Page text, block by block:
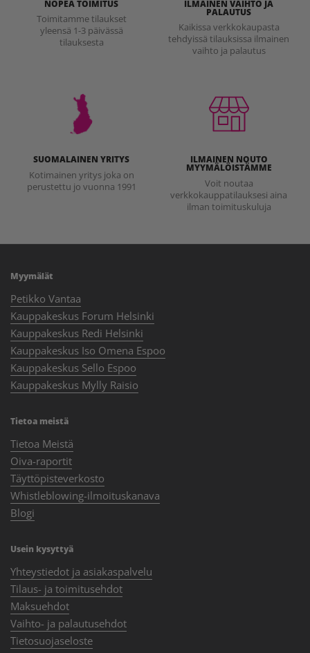
NOPEA TOIMITUS
Toimitamme tilaukset
yleensä 1-3 päivässä
tilauksesta
ILMAINEN VAIHTO JA
PALAUTUS
Kaikissa verkkokaupasta
tehdyissä tilauksissa ilmainen
vaihto ja palautus
SUOMALAINEN YRITYS
Kotimainen yritys joka on
perustettu jo vuonna 1991
ILMAINEN NOUTO
MYYMÄLÖISTÄMME
Voit noutaa
verkkokauppatilauksesi aina
ilman toimituskuluja
Myymälät
Petikko Vantaa
Kauppakeskus Forum Helsinki
Kauppakeskus Redi Helsinki
Kauppakeskus Iso Omena Espoo
Kauppakeskus Sello Espoo
Kauppakeskus Mylly Raisio
Tietoa meistä
Tietoa Meistä
Oiva-raportit
Täyttöpisteverkosto
Whistleblowing-ilmoituskanava
Blogi
Usein kysyttyä
Yhteystiedot ja asiakaspalvelu
Tilaus- ja toimitusehdot
Maksuehdot
Vaihto- ja palautusehdot
Tietosuojaseloste